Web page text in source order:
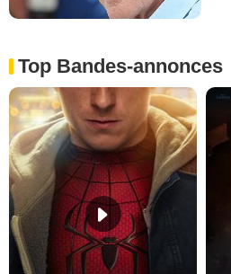
Top Bandes-annonces